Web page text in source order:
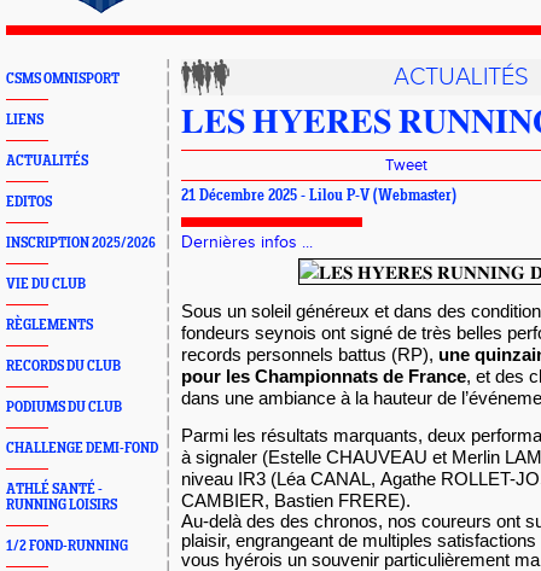
CSMS OMNISPORT
LIENS
ACTUALITÉS
EDITOS
INSCRIPTION 2025/2026
VIE DU CLUB
RÈGLEMENTS
RECORDS DU CLUB
PODIUMS DU CLUB
CHALLENGE DEMI-FOND
ATHLÉ SANTÉ -
RUNNING LOISIRS
1/2 FOND-RUNNING
ACTUALITÉS
𝐋𝐄𝐒 𝐇𝐘𝐄𝐑𝐄𝐒
Tweet
21 Décembre 2025 - Lilou P-V (Webmaster)
Dernières infos ...
Sous un soleil généreux et dans des
fondeurs seynois ont signé de très belles
records personnels battus (RP), une
pour les Championnats de France, et des
dans une ambiance à la hauteur de
Parmi les résultats marquants, deux
à signaler (Estelle CHAUVEAU et Merlin
niveau IR3 (Léa CANAL, Agathe ROLLET-
CAMBIER, Bastien FRERE).
Au-delà des des chronos, nos coureurs ont
plaisir, engrangeant de multiples
vous hyérois un souvenir particulièrement